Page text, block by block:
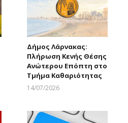
Δήμος Λάρνακας:
Πλήρωση Κενής Θέσης
Ανώτερου Επόπτη στο
Τμήμα Καθαριότητας
14/07/2026